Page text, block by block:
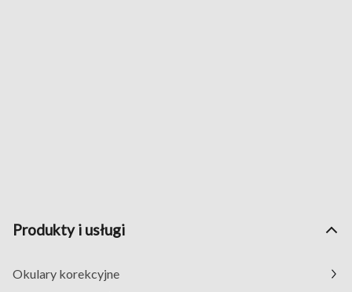
Produkty i usługi
Okulary korekcyjne